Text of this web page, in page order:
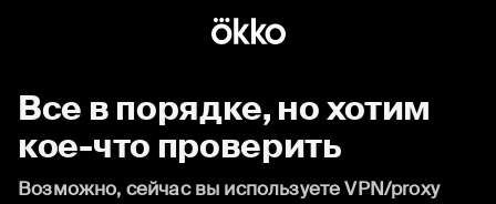
Все в порядке, но хотим
кое-что проверить
Возможно, сейчас вы используете VPN/proxy